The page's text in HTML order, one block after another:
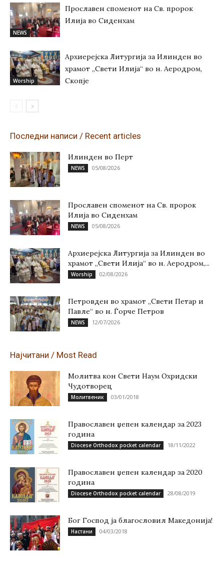
NEWS
Прославен споменот на Св. пророк
Илија во Сиденхам
Worship
Архиерејска Литургија за Илинден во
храмот „Свети Илија“ во н. Аеродром,
Скопје
Последни написи / Recent articles
Илинден во Перт
NEWS 05/08/2026
Прославен споменот на Св. пророк
Илија во Сиденхам
NEWS 05/08/2026
Архиерејска Литургија за Илинден во
храмот „Свети Илија“ во н. Аеродром,...
Worship 02/08/2026
Петровден во храмот „Свети Петар и
Павле“ во н. Ѓорче Петров
NEWS 12/07/2026
Најчитани / Most Read
Молитва кон Свети Наум Охридски
Чудотворец
Молитвеник 03/01/2018
Православен џепен календар за 2023
година
Diocese Orthodox pocket calendar 18/11/2022
Православен џепен календар за 2020
година
Diocese Orthodox pocket calendar 28/08/2019
Бог Господ ја благословил Македонија!
Настани 04/03/2018